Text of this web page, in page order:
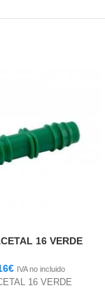
16 VERDE
€ IVA no incluido
16 VERDE